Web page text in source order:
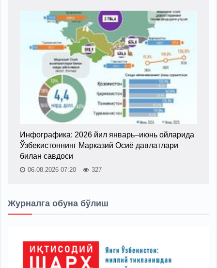
Инфографика: 2026 йил январь–июнь ойларида
Ўзбекистоннинг Марказий Осиё давлатлари
билан савдоси
06.08.2026 07:20 327
Журналга обуна бўлиш